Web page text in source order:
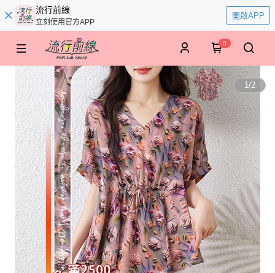
流行前線
立刻使用官方APP
開啟APP
0
1/2